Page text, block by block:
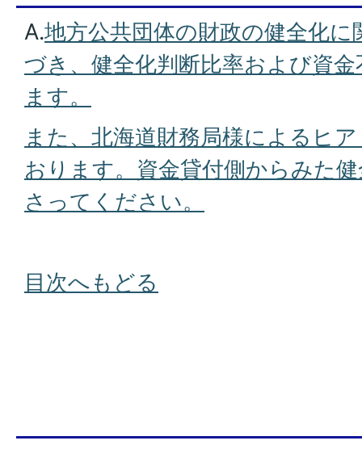
A.地方公共団体の財政の健全化
づき、健全化判断比率および資
ます。
また、北海道財務局様によるヒ
おります。資金貸付側からみた
さってください。
目次へもどる